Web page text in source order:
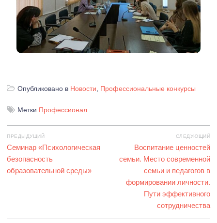
Опубликовано в Новости Профессиональные конкурсы
Метки Профессионал
Навигация
по
записям
ПРЕДЫДУЩИЙ
Предыдущая
запись:
Семинар «Психологическая
безопасность
образовательной среды»
СЛЕДУЮЩИЙ
Следующая
запись:
Воспитание ценностей
семьи. Место современной
семьи и педагогов в
формировании личности.
Пути эффективного
сотрудничества